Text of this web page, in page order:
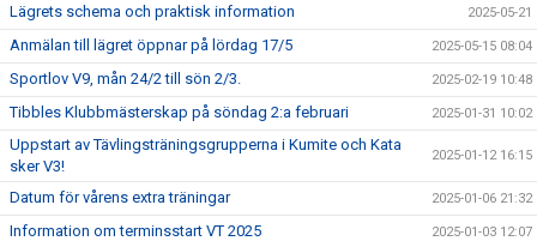
Lägrets schema och praktisk information 2025-05-21
Anmälan till lägret öppnar på lördag 17/5 2025-05-15 08:04
Sportlov V9, mån 24/2 till sön 2/3. 2025-02-19 10:48
Tibbles Klubbmästerskap på söndag 2:a februari 2025-01-31 10:02
Uppstart av Tävlingsträningsgrupperna i Kumite och Kata
sker V3!
2025-01-12 16:15
Datum för vårens extra träningar 2025-01-06 21:32
Information om terminsstart VT 2025 2025-01-03 12:07